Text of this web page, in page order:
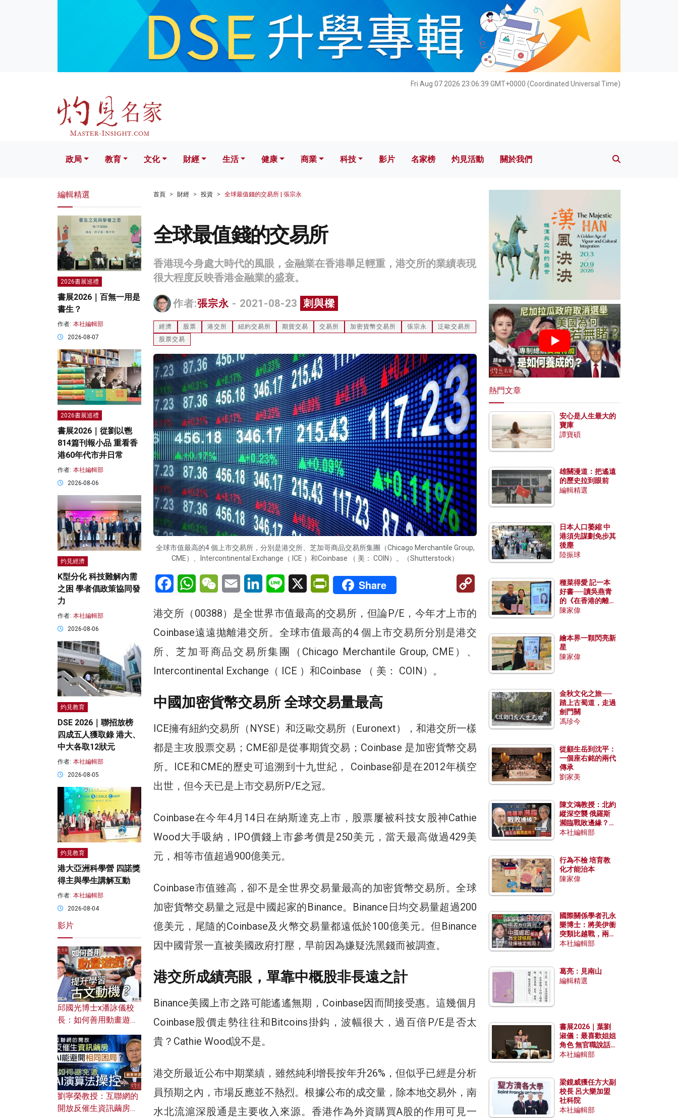
Fri Aug 07 2026 23:06:40 GMT+0000 (Coordinated Universal Time)
文化 財經 生活 健康 科技 影片 名家榜 灼見活動 關於我們
政局 教育 文化 財經 生活 健康 商業 科技 影片 名家榜 灼見活動 關於我們
首頁 財經 投資 全球最值錢的交易所 | 張宗永
全球最值錢的交易所
香港現今身處大時代的風眼，金融業在香港舉足輕重，港交所的業績表現
很大程度反映香港金融業的盛衰。
作者:張宗永 - 2021-08-23 刺與樑
經濟 股票 港交所 紐約交易所 期貨交易 交易所 加密貨幣交易所 張宗永
泛歐交易所
股票交易
全球市值最高的4 個上市交易所，分別是港交所、芝加哥商品交易所集團（Chicago Merchantile Group,
CME）、Intercontinental Exchange（ ICE ）和Coinbase （ 美： COIN）。（Shutterstock）
FacebookWhatsAppWeChatEmail LinkedInLine X PrintFriendly
Share
Copy
港交所（00388）是全世界市值最高的交易所，但論P/E，今年才上市的
Coinbase遠遠拋離港交所。全球市值最高的4 個上市交易所分別是港交
所、芝加哥商品交易所集團（Chicago Merchantile Group, CME）、
Intercontinental Exchange（ ICE ）和Coinbase （ 美： COIN）。
中國加密貨幣交易所 全球交易量最高
ICE擁有紐約交易所（NYSE）和泛歐交易所（Euronext），和港交所一樣
都是主攻股票交易；CME卻是從事期貨交易；Coinbase 是加密貨幣交易
所。ICE和CME的歷史可追溯到十九世紀， Coinbase卻是在2012年橫空
出世，但今天已是上市交易所P/E之冠。
Coinbase在今年4月14日在納斯達克上市，股票屢被科技女股神Cathie
Wood大手吸納，IPO價錢上市參考價是250美元，當天最高做過429美
元，相等市值超過900億美元。
Coinbase市值雖高，卻不是全世界交易量最高的加密貨幣交易所。全球
加密貨幣交易量之冠是中國起家的Binance。Binance日均交易量超過200
億美元，尾隨的Coinbase及火幣交易量都遠低於100億美元。但Binance
因中國背景一直被美國政府打壓，早前因為嫌疑洗黑錢而被調查。
港交所成績亮眼，單靠中概股非長遠之計
Binance美國上市之路可能遙遙無期，Coinbase因而間接受惠。這幾個月
Coinbase股價走勢往往和Bitcoins掛鈎，波幅很大，過百倍P/E是否太
貴？Cathie Wood說不是。
港交所最近公布中期業績，雖然純利增長按年升26%，但似乎已經是分析
員預期之內，市場反應並不熱烈。根據公布的成交量，除本地交易外，南
水北流滬深股通是主要收入來源。香港作為外資購買A股的作用可見一
編輯精選
2026書展巡禮
書展2026｜百無一用是
書生？
作者: 本社編輯部
2026-08-07
2026書展巡禮
書展2026｜從劉以鬯
814篇刊報小品 重看香
港60年代市井日常
作者: 本社編輯部
2026-08-06
灼見經濟
K型分化 科技難解內需
之困 學者倡政策協同發
力
作者: 本社編輯部
2026-08-06
灼見教育
DSE 2026｜聯招放榜
四成五人獲取錄 港大、
中大各取12狀元
作者: 本社編輯部
2026-08-05
灼見教育
港大亞洲科學營 四諾獎
得主與學生講解互動
作者: 本社編輯部
2026-08-04
影片
邱國光博士x潘詠儀校
長：如何善用動畫遊戲
劉寧榮教授：互聯網的
開放反催生資訊繭房，
熱門文章
安心是人生最大的
寶庫
譚寶碩
雄關漫道：把遙遠
的歷史拉到眼前
編輯精選
日本人口萎縮 中
港須先謀劃免步其
後塵
陸振球
種菜得愛 記一本
好書──讀吳燕青
的《在香港的離島
種菜》
陳家偉
繪本界一顆閃亮新
星
陳家偉
金秋文化之旅──
踏上古蜀道，走過
劍門關
馮珍今
從顧生岳到沈平：
一個座右銘的兩代
傳承
劉家美
陳文鴻教授：北約
縱深空襲 俄羅斯
瀕臨戰敗邊緣？中
國零部件能左右戰
本社編輯部
行為不檢 培育教
化才能治本
陳家偉
國際關係學者孔永
樂博士：將美伊衝
突類比越戰，兩者
有何異同？中國崛
本社編輯部
葛亮：見南山
編輯精選
書展2026｜葉劉
淑儀：最喜歡姐姐
角色 無官職說話
包袱少
本社編輯部
梁鏡威獲任方大副
校長 呂大樂加盟
社科院
本社編輯部